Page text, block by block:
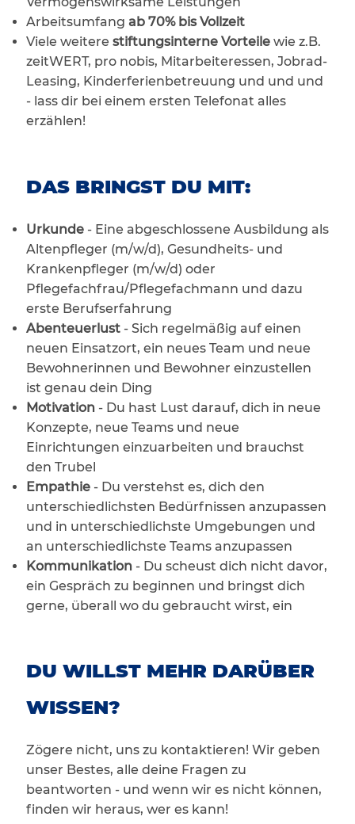
Arbeitsumfang ab 70% bis Vollzeit
Viele weitere stiftungsinterne Vorteilewie z.B.
zeitWERT, pro nobis, Mitarbeiteressen, Jobrad-
Leasing, Kinderferienbetreuung und und und
- lass dir bei einem ersten Telefonat alles
erzählen!
DAS BRINGST DU MIT:
Urkunde - Eine abgeschlossene Ausbildung als
Altenpfleger (m/w/d), Gesundheits- und
Krankenpfleger (m/w/d) oder
Pflegefachfrau/Pflegefachmann und dazu
erste Berufserfahrung
Abenteuerlust - Sich regelmäßig auf einen
neuen Einsatzort, ein neues Team und neue
Bewohnerinnen und Bewohner einzustellen
ist genau dein Ding
Motivation - Du hast Lust darauf, dich in neue
Konzepte, neue Teams und neue
Einrichtungen einzuarbeiten und brauchst
den Trubel
Empathie - Du verstehst es, dich den
unterschiedlichsten Bedürfnissen anzupassen
und in unterschiedlichste Umgebungen und
an unterschiedlichste Teams anzupassen
Kommunikation - Du scheust dich nicht davor,
ein Gespräch zu beginnen und bringst dich
gerne, überall wo du gebraucht wirst, ein
DU WILLST MEHR DARÜBER
WISSEN?
Zögere nicht, uns zu kontaktieren! Wir geben
unser Bestes, alle deine Fragen zu
beantworten - und wenn wir es nicht können,
finden wir heraus, wer es kann!